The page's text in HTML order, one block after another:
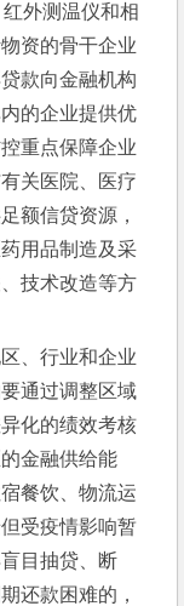
外测温仪和相
资的骨干企业
款向金融机构
的企业提供优
重点保障企业
关医院、医疗
额信贷资源，
用品制造及采
技术改造等方
、行业和企业
通过调整区域
化的绩效考核
金融供给能
餐饮、物流运
受疫情影响暂
目抽贷、断
还款困难的，